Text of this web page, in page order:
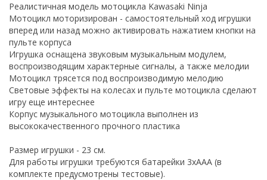
Реалистичная модель мотоцикла Kawasaki Ninja
Мотоцикл моторизирован - самостоятельный ход игрушки
вперед или назад можно активировать нажатием кнопки на
пульте корпуса
Игрушка оснащена звуковым музыкальным модулем,
воспроизводящим характерные сигналы, а также мелодии
Мотоцикл трясется под воспроизводимую мелодию
Световые эффекты на колесах и пульте мотоцикла сделают
игру еще интереснее
Корпус музыкального мотоцикла выполнен из
высококачественного прочного пластика
Размер игрушки - 23 см.
Для работы игрушки требуются батарейки 3хАAA (в
комплекте предусмотрены тестовые).